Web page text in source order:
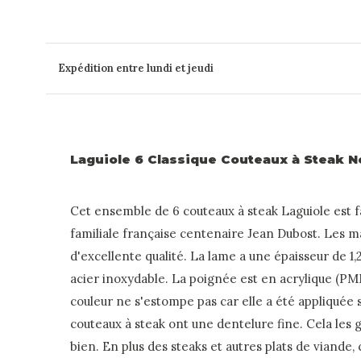
Expédition entre lundi et jeudi
Laguiole 6 Classique Couteaux à Steak
Cet ensemble de 6 couteaux à steak Laguiole
familiale française centenaire Jean Dubost. Les
d'excellente qualité. La lame a une épaisseur de
acier inoxydable. La poignée est en acrylique
couleur ne s'estompe pas car elle a été appliquée
couteaux à steak ont une dentelure fine. Cela les
bien. En plus des steaks et autres plats de